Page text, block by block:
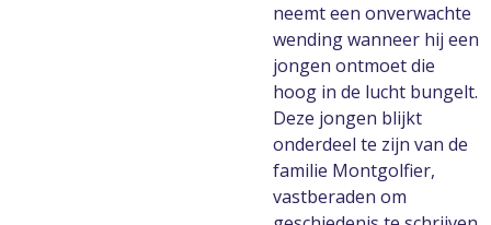
neemt een onverwachte
wending wanneer hij een
jongen ontmoet die
hoog in de lucht bungelt.
Deze jongen blijkt
onderdeel te zijn van de
familie Montgolfier,
vastberaden om